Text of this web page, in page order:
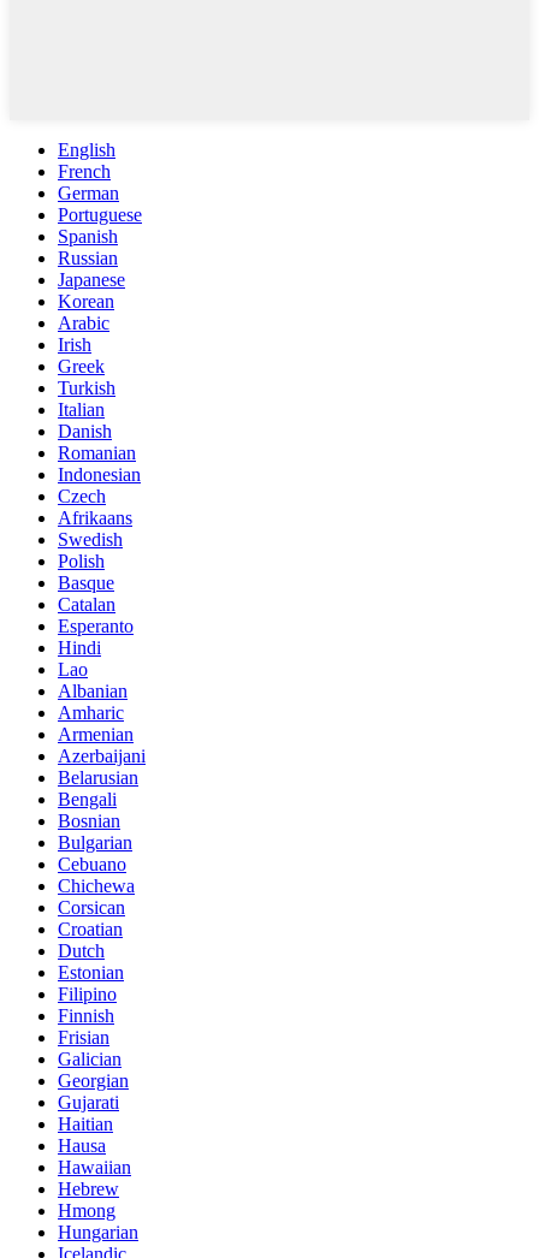
English
French
German
Portuguese
Spanish
Russian
Japanese
Korean
Arabic
Irish
Greek
Turkish
Italian
Danish
Romanian
Indonesian
Czech
Afrikaans
Swedish
Polish
Basque
Catalan
Esperanto
Hindi
Lao
Albanian
Amharic
Armenian
Azerbaijani
Belarusian
Bengali
Bosnian
Bulgarian
Cebuano
Chichewa
Corsican
Croatian
Dutch
Estonian
Filipino
Finnish
Frisian
Galician
Georgian
Gujarati
Haitian
Hausa
Hawaiian
Hebrew
Hmong
Hungarian
Icelandic